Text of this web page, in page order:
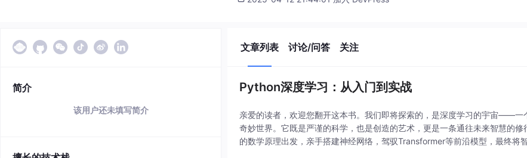
简介
该用户还未填写简介
文章列表 讨论/问答 关注
Python深度学习：从入门到实战
亲爱的读者，欢迎您翻开这本书。我们即将探索的，是深度学习的宇宙——一
奇妙世界。它既是严谨的科学，也是创造的艺术，更是一条通往未来智慧的
的数学原理出发，亲手搭建神经网络，驾驭Transformer等前沿模型，最终将